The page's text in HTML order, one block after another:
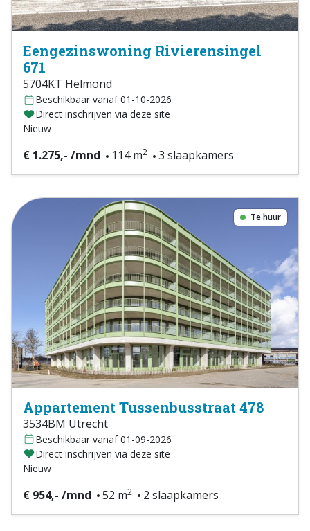
Eengezinswoning Rivierensingel
671
5704KT Helmond
Beschikbaar vanaf 01-10-2026
Direct inschrijven via deze site
Nieuw
€ 1.275,- /mnd 114 m2 3 slaapkamers
Te huur
Appartement Tussenbusstraat 478
3534BM Utrecht
Beschikbaar vanaf 01-09-2026
Direct inschrijven via deze site
Nieuw
€ 954,- /mnd 52 m2 2 slaapkamers